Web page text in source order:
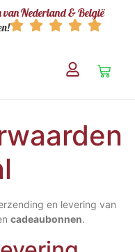
van Nederland & België
en levering van
cadeaubonnen.